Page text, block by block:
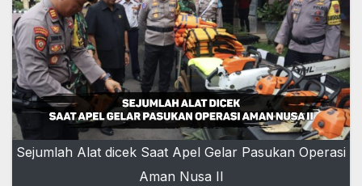
Sejumlah Alat dicek Saat Apel Gelar Pasukan Operasi
Aman Nusa II